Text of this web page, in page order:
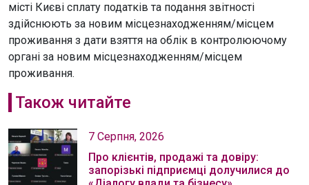
місті Києві сплату податків та подання звітності
здійснюють за новим місцезнаходженням/місцем
проживання з дати взяття на облік в контролюючому
органі за новим місцезнаходженням/місцем
проживання.
Також читайте
7 Серпня, 2026
Про клієнтів, продажі та довіру:
запорізькі підприємці долучилися до